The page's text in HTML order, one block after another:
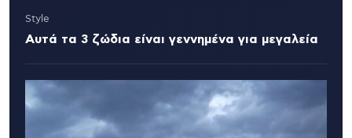
Style
Αυτά τα 3 ζώδια είναι γεννημένα για μεγαλεία